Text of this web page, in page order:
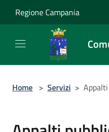
Regione Campania
Home > Servizi >